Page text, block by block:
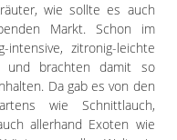
wie sollte es auch
Markt. Schon im
zitronig-leichte
und brachten damit so
Da gab es von den
wie Schnittlauch,
allerhand Exoten wie